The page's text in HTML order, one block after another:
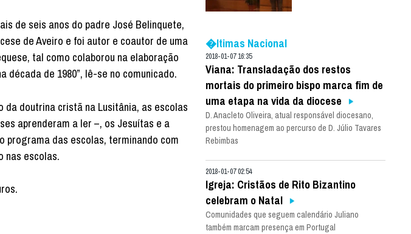
de seis anos do padre José Belinquete,
de Aveiro e foi autor e coautor de uma
tal como colaborou na elaboração
década de 1980”, lê-se no comunicado.
da doutrina cristã na Lusitânia, as escolas
aprenderam a ler –, os Jesuítas e a
programa das escolas, terminando com
nas escolas.
�ltimas Nacional
2018-01-07 16:35
Viana: Transladação dos restos
mortais do primeiro bispo marca fim de
uma etapa na vida da diocese
D. Anacleto Oliveira, atual responsável diocesano,
prestou homenagem ao percurso de D. Júlio Tavares
Rebimbas
2018-01-07 02:54
Igreja: Cristãos de Rito Bizantino
celebram o Natal
Comunidades que seguem calendário Juliano
também marcam presença em Portugal